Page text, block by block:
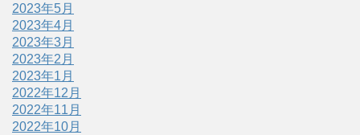
2023年5月
2023年4月
2023年3月
2023年2月
2023年1月
2022年12月
2022年11月
2022年10月